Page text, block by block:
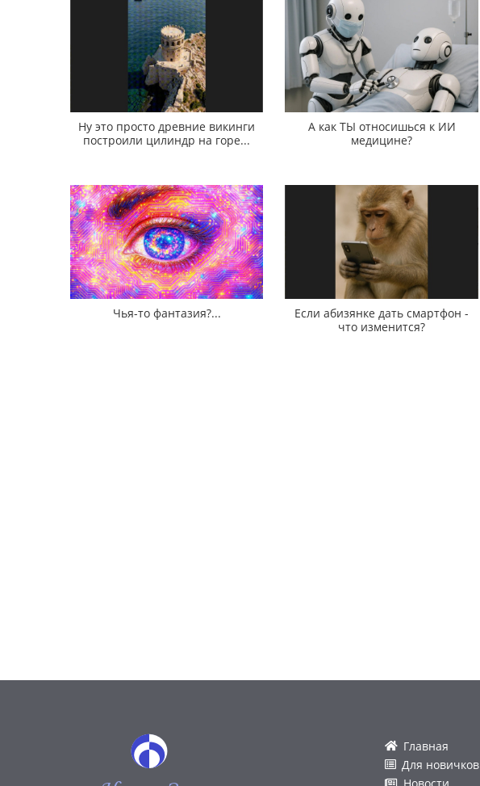
Ну это просто древние викинги
построили цилиндр на горе...
А как ТЫ относишься к ИИ
медицине?
Чья-то фантазия?...
Если абизянке дать смартфон -
что изменится?
Главная
Для новичков